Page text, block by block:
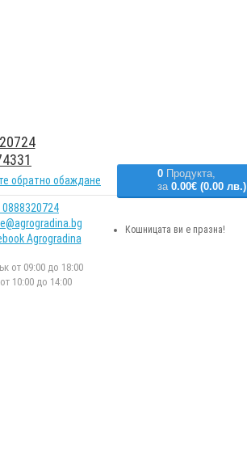
обратно обаждане
0888320724
Agrogradina
от 09:00 до 18:00
10:00 до 14:00
0 Продукта,
за 0.00€ (0.00 лв.)
Кошницата ви е празна!